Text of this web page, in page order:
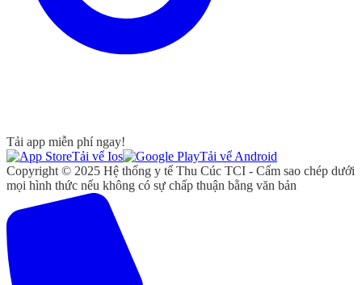
Tải app miễn phí ngay!
Tải vể Ios
Tải vể Android
Copyright © 2025 Hệ thống y tế Thu Cúc TCI - Cấm sao chép dưới
mọi hình thức nếu không có sự chấp thuận bằng văn bản